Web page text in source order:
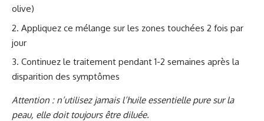
olive)
Appliquez ce mélange sur les zones touchées 2 fois par
jour
Continuez le traitement pendant 1-2 semaines après la
disparition des symptômes
Attention : n’utilisez jamais l’huile essentielle pure sur la
peau, elle doit toujours être diluée.